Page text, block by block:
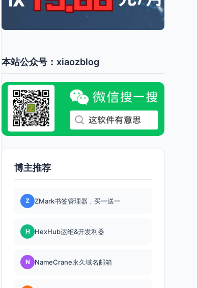
本站公众号：xiaozblog
博主推荐
Z ZMark书签管理器，买一送一
H HexHub运维&开发利器
N NameCrane永久域名邮箱